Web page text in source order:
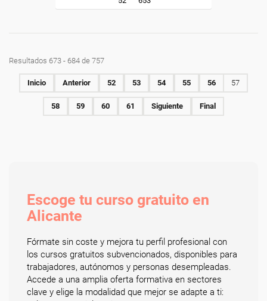
Resultados 673 - 684 de 757
Inicio Anterior 52 53 54 55 56 57
58 59 60 61 Siguiente Final
Escoge tu curso gratuito en
Alicante
Fórmate sin coste y mejora tu perfil profesional con
los cursos gratuitos subvencionados, disponibles para
trabajadores, autónomos y personas desempleadas.
Accede a una amplia oferta formativa en sectores
clave y elige la modalidad que mejor se adapte a ti: